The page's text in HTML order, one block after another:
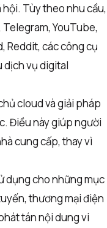
Tùy theo nhu cầu,
YouTube,
Reddit, các công cụ
dịch vụ digital
cloud và giải pháp
Điều này giúp người
cung cấp, thay vì
dụng cho những mục
thương mại điện
tán nội dung vi